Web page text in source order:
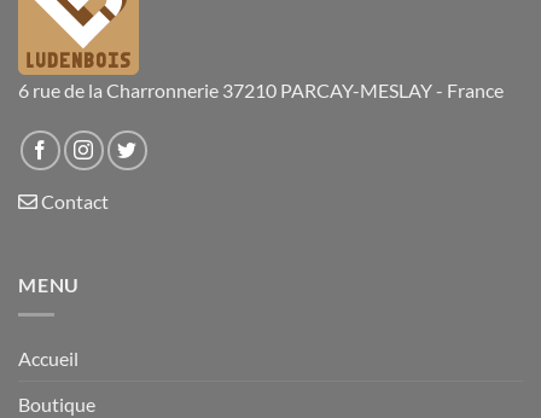
6 rue de la Charronnerie 37210 PARCAY-MESLAY - France
Contact
MENU
Accueil
Boutique